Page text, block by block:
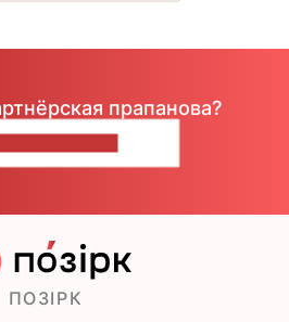
прапанова?
ПОЗІРК